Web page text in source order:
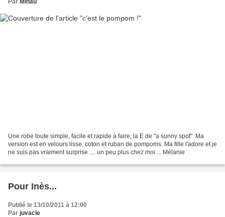
Par Minau
Une robe toute simple, facile et rapide à faire, la E de "a sunny spot". Ma
version est en velours lisse, coton et ruban de pompoms. Ma fille l'adore et je
ne suis pas vraiment surprise .... un peu plus chez moi ... Mélanie
Pour Inès...
Publié le 13/10/2011 à 12:00
Par juvacle